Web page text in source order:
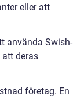
eller att
använda Swish-
deras
företag. En